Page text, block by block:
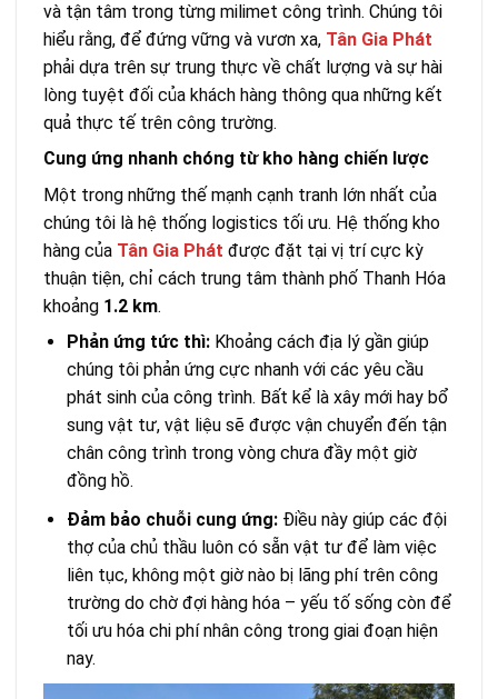
và tận tâm trong từng milimet công trình. Chúng tôi
hiểu rằng, để đứng vững và vươn xa, Tân Gia Phát
phải dựa trên sự trung thực về chất lượng và sự hài
lòng tuyệt đối của khách hàng thông qua những kết
quả thực tế trên công trường.
Cung ứng nhanh chóng từ kho hàng chiến lược
Một trong những thế mạnh cạnh tranh lớn nhất của
chúng tôi là hệ thống logistics tối ưu. Hệ thống kho
hàng của Tân Gia Phát được đặt tại vị trí cực kỳ
thuận tiện, chỉ cách trung tâm thành phố Thanh Hóa
khoảng 1.2 km.
Phản ứng tức thì:Khoảng cách địa lý gần giúp
chúng tôi phản ứng cực nhanh với các yêu cầu
phát sinh của công trình. Bất kể là xây mới hay bổ
sung vật tư, vật liệu sẽ được vận chuyển đến tận
chân công trình trong vòng chưa đầy một giờ
đồng hồ.
Đảm bảo chuỗi cung ứng:Điều này giúp các đội
thợ của chủ thầu luôn có sẵn vật tư để làm việc
liên tục, không một giờ nào bị lãng phí trên công
trường do chờ đợi hàng hóa – yếu tố sống còn để
tối ưu hóa chi phí nhân công trong giai đoạn hiện
nay.